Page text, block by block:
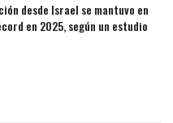
desde Israel se mantuvo en
en 2025, según un estudio